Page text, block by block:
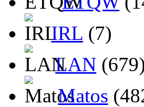
IRL (7)
LAN
Matos